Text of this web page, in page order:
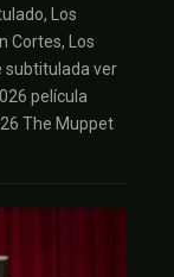
Los
Cortes, Los
subtitulada ver
película
The Muppet